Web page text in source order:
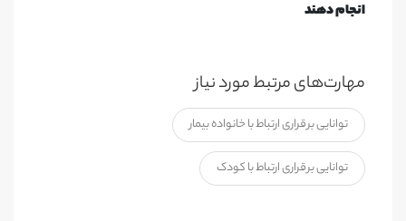
انجام دهند
مهارت‌های مرتبط مورد نیاز
توانایی برقراری ارتباط با خانواده بیمار
توانایی برقراری ارتباط با کودک